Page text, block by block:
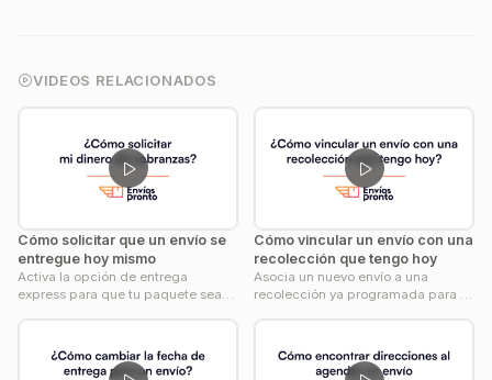
VIDEOS RELACIONADOS
Cómo solicitar que un envío se
entregue hoy mismo
Activa la opción de entrega
express para que tu paquete sea
Cómo vincular un envío con una
recolección que tengo hoy
Asocia un nuevo envío a una
recolección ya programada para el